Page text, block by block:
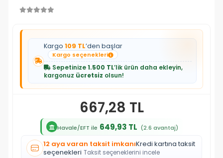
Kargo 109 TL’den başlar
Kargo seçenekleri
Sepetinize1.500 TL’lik ürün daha ekleyin,
kargonuz ücretsiz olsun!
667,28 TL
Havale/EFT ile 649,93 TL (2.6 avantaj)
12 aya varan taksit imkanıKredi kartına taksit
seçenekleri Taksit seçeneklerini incele